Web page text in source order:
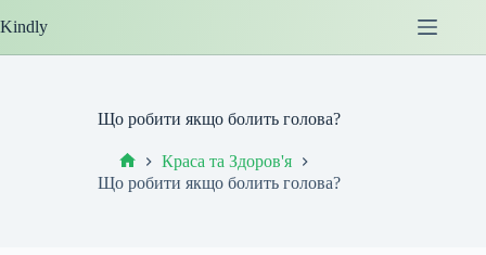
до
Kindly
Що робити якщо болить голова?
Головна
Краса та Здоров'я
Що робити якщо болить голова?